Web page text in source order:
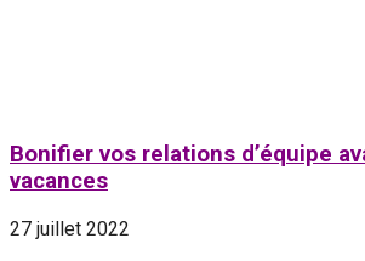
Bonifier vos relations d’équipe
vacances
27 juillet 2022